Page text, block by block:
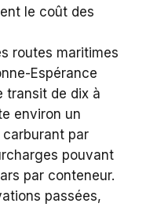
le coût des
routes maritimes
Espérance
transit de dix à
environ un
par
pouvant
par conteneur.
passées,